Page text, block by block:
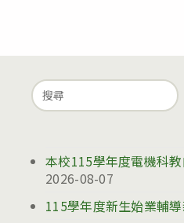
Search
for:
本校115學年度電機科
2026-08-07
115學年度新生始業輔